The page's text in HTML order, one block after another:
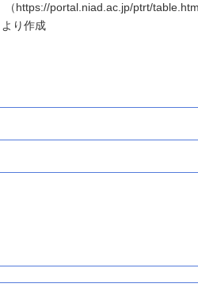
https://portal.niad.ac.jp/ptrt/
り作成